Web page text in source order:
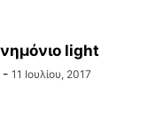
light
- 11 Ιουλίου, 2017